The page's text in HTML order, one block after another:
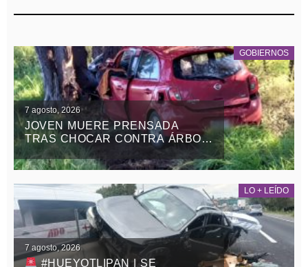
GOBIERNOS
7 agosto, 2026
JOVEN MUERE PRENSADA
TRAS CHOCAR CONTRA ÁRBOL
EN LA APIZACO-TLAXCO, EN
ATLANGATEPEC
LO + LEÍDO
7 agosto, 2026
#HUEYOTLIPAN | SE